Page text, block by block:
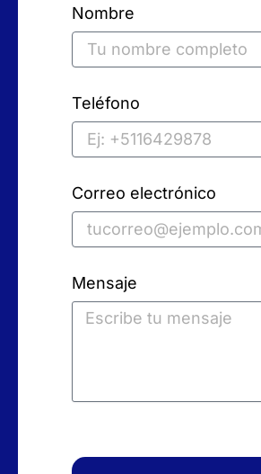
Nombre
Teléfono
Correo electrónico
Mensaje